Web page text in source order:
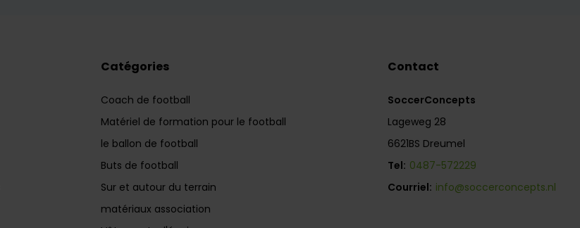
Catégories
Coach de football
Matériel de formation pour le football
le ballon de football
Buts de football
Sur et autour du terrain
matériaux association
Contact
SoccerConcepts
Lageweg 28
6621BS Dreumel
Tel: 0487-572229
Courriel: info@soccerconcepts.nl